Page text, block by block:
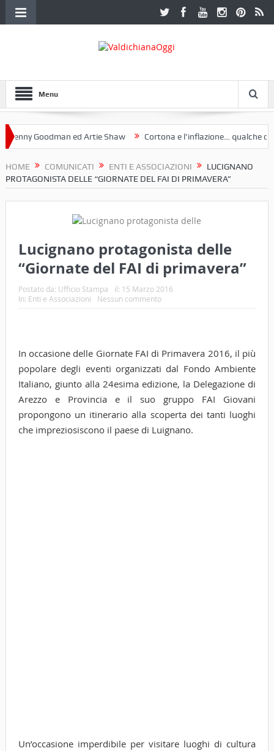
Menu
Goodman ed Artie Shaw Cortona e l’inflazione… qualche
HOME COMUNICATI ENTI E ASSOCIAZIONI
LUCIGNANO
PROTAGONISTA DELLE “GIORNATE DEL FAI DI PRIMAVERA”
Lucignano protagonista delle
“Giornate del FAI di primavera”
Postato da: Ufficio Stampa il: 15 Marzo 2016
In: Enti e Associazioni Nessun commento
In occasione delle Giornate FAI di Primavera 2016, il più
popolare degli eventi organizzati dal Fondo Ambiente
Italiano, giunto alla 24esima edizione, la Delegazione di
Arezzo e Provincia e il suo gruppo FAI Giovani
propongono un itinerario alla scoperta dei tanti luoghi
che impreziosiscono il paese di Luignano.
Un’occasione imperdibile per visitare luoghi di cultura